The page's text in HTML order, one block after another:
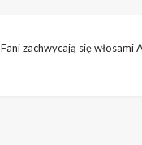
Fani zachwycają się